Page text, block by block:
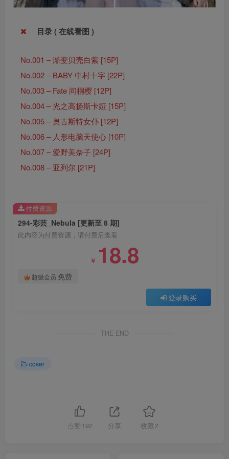
目录 ( 在线看图 )
No.001 – 渐变贝壳白紫 [15P]
No.002 – BABY 中村十字 [22P]
No.003 – Fate 间桐樱 [12P]
No.004 – 光之高扬斯卡娅 [15P]
No.005 – 奥古斯特女仆 [12P]
No.006 – 人形电脑天使心 [10P]
No.007 – 爱野美奈子 [24P]
No.008 – 亚列尔 [21P]
294-彩芸_Nebula [更新至 8 期]
此内容为付费资源，请付费后查看
￥ 18.8
超级会员 免费
登录购买
付费资源
THE END
coser
点赞 192 分享 收藏 2